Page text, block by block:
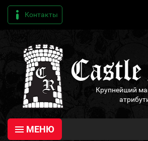
Контакты
Крупнейший
МЕНЮ